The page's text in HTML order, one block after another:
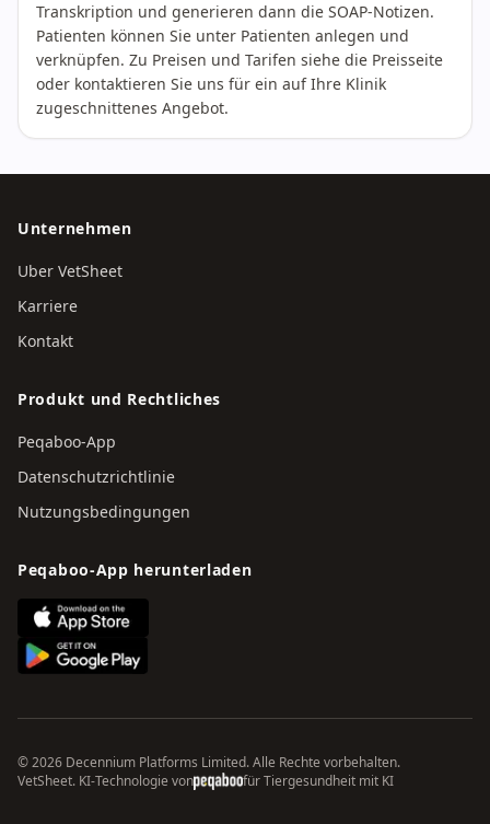
Transkription und generieren dann die SOAP-Notizen.
Patienten können Sie unter Patienten anlegen und
verknüpfen. Zu Preisen und Tarifen siehe die Preisseite
oder kontaktieren Sie uns für ein auf Ihre Klinik
zugeschnittenes Angebot.
Unternehmen
Uber VetSheet
Karriere
Kontakt
Produkt und Rechtliches
Peqaboo-App
Datenschutzrichtlinie
Nutzungsbedingungen
Peqaboo-App herunterladen
© 2026 Decennium Platforms Limited. Alle Rechte vorbehalten.
VetSheet. KI-Technologie von
für Tiergesundheit mit KI